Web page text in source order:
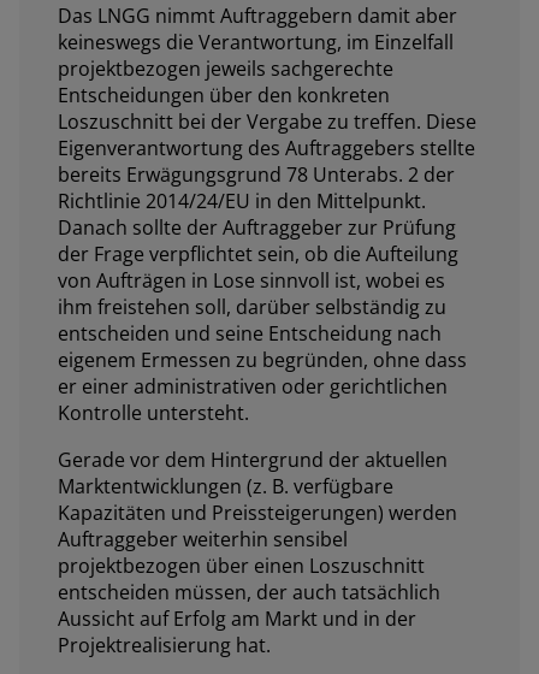
Das LNGG nimmt Auftraggebern damit aber
keineswegs die Verantwortung, im Einzelfall
projektbezogen jeweils sachgerechte
Entscheidungen über den konkreten
Loszuschnitt bei der Vergabe zu treffen. Diese
Eigenverantwortung des Auftraggebers stellte
bereits Erwägungsgrund 78 Unterabs. 2 der
Richtlinie 2014/24/EU in den Mittelpunkt.
Danach sollte der Auftraggeber zur Prüfung
der Frage verpflichtet sein, ob die Aufteilung
von Aufträgen in Lose sinnvoll ist, wobei es
ihm freistehen soll, darüber selbständig zu
entscheiden und seine Entscheidung nach
eigenem Ermessen zu begründen, ohne dass
er einer administrativen oder gerichtlichen
Kontrolle untersteht.
Gerade vor dem Hintergrund der aktuellen
Marktentwicklungen (z. B. verfügbare
Kapazitäten und Preissteigerungen) werden
Auftraggeber weiterhin sensibel
projektbezogen über einen Loszuschnitt
entscheiden müssen, der auch tatsächlich
Aussicht auf Erfolg am Markt und in der
Projektrealisierung hat.